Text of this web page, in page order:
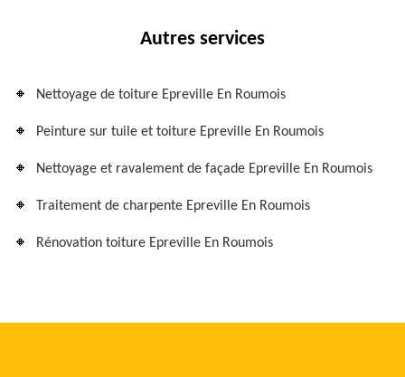
Autres services
Nettoyage de toiture Epreville En Roumois
Peinture sur tuile et toiture Epreville En Roumois
Nettoyage et ravalement de façade Epreville En Roumois
Traitement de charpente Epreville En Roumois
Rénovation toiture Epreville En Roumois